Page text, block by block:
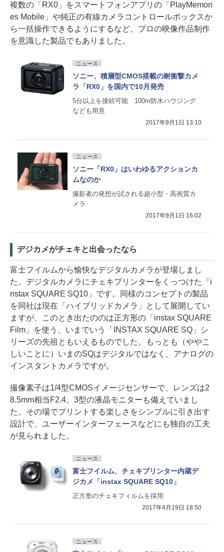
複数の「RX0」をスマートフォンアプリの「PlayMemori
es Mobile」や純正の有線カメラコントロールボックスか
ら一括操作できるようにするなど、プロの映像作品制作
を意識した製品でもありました。
ニュース
ソニー、積層型CMOS搭載の耐衝撃カメ
ラ「RX0」を国内で10月発売
5台以上を接続可能 100m防水ハウジング
なども用意
2017年9月1日 13:10
ニュース
ソニー「RX0」はいわゆるアクションカ
ムなのか
撮影者の発想が試される超小型・高画質カ
メラ
2017年9月1日 16:02
デジカメがチェキと出会ったなら
富士フイルムから愉快なデジタルカメラが登場しまし
た。デジタルカメラにチェキプリンターをくっつけた「i
nstax SQUARE SQ10」です。同様のコンセプトの製品
を同社は現在「ハイブリッドカメラ」として展開してい
ますが、このとき出たののは正方形の「instax SQUARE
Film」を使う、いまでいう「INSTAX SQUARE SQ」シ
リーズの先祖ともいえるものでした。もっとも（ややこ
しいことに）いまのSQはデジタルではなく、アナログの
インスタントカメラですが。
撮像素子は1/4型CMOSイメージセンサーで、レンズは2
8.5mm相当F2.4。3型の液晶モニターも備えていまし
た。その場でプリントする楽しさをシンプルに引き出す
設計で、ユーザーインターフェースなどにも独自の工夫
が見られました。
ニュース
富士フイルム、チェキプリンター内蔵デ
ジカメ「instax SQUARE SQ10」
正方形のチェキフィルムを採用
2017年4月19日 18:50
ニュース